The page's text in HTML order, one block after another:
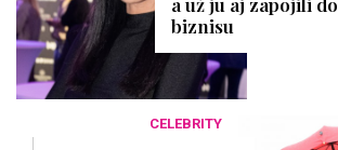
biznisu
CELEBRITY